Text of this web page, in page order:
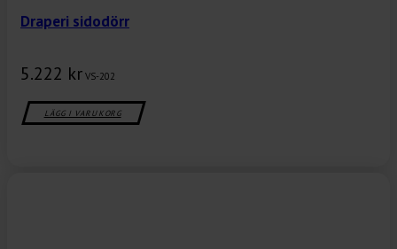
Draperi sidodörr
5.222 kr VS-202
LÄGG I VARUKORG